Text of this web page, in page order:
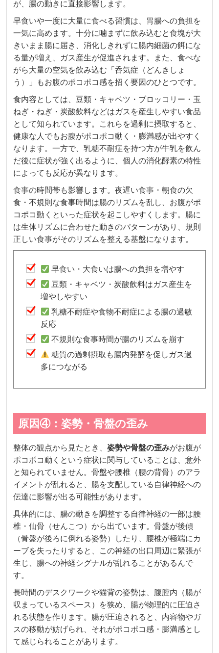
が、腸の動きに直接影響します。
早食いや一度に大量に食べる習慣は、胃腸への負担を
一気に高めます。十分に噛まずに飲み込むと食塊が大
きいまま腸に届き、消化しきれずに腸内細菌の餌にな
る量が増え、ガス産生が促進されます。また、食べな
がら大量の空気を飲み込む「呑気症（どんきしょ
う）」もお腹のポコポコ感を招く要因のひとつです。
食内容としては、豆類・キャベツ・ブロッコリー・玉
ねぎ・ねぎ・炭酸飲料などはガスを産生しやすい食品
として知られています。これらを過剰に摂取すると、
健康な人でもお腹がポコポコ動く・膨満感が出やすく
なります。一方で、乳糖不耐症を持つ方が牛乳を飲ん
だ後に症状が強く出るように、個人の消化酵素の特性
によっても反応が異なります。
食事の時間帯も影響します。夜遅い食事・朝食の欠
食・不規則な食事時間は腸のリズムを乱し、お腹がポ
コポコ動くといった症状を起こしやすくします。腸に
は生体リズムに合わせた動きのパターンがあり、規則
正しい食事がそのリズムを整える基盤になります。
早食い・大食いは腸への負担を増やす
豆類・キャベツ・炭酸飲料はガス産生を
増やしやすい
乳糖不耐症や食物不耐症による腸の過敏
反応
不規則な食事時間が腸のリズムを崩す
糖質の過剰摂取も腸内発酵を促しガス過
多につながる
原因④：姿勢・骨盤の歪み
整体の観点から見たとき、姿勢や骨盤の歪みがお腹が
ポコポコ動くという症状に関与していることは、意外
と知られていません。骨盤や腰椎（腰の背骨）のアラ
イメントが乱れると、腸を支配している自律神経への
伝達に影響が出る可能性があります。
具体的には、腸の動きを調整する自律神経の一部は腰
椎・仙骨（せんこつ）から出ています。骨盤が後傾
（骨盤が後ろに倒れる姿勢）したり、腰椎が極端にカ
ーブを失ったりすると、この神経の出口周辺に緊張が
生じ、腸への神経シグナルが乱れることがあるんで
す。
長時間のデスクワークや猫背の姿勢は、腹腔内（腸が
収まっているスペース）を狭め、腸が物理的に圧迫さ
れる状態を作ります。腸が圧迫されると、内容物やガ
スの移動が妨げられ、それがポコポコ感・膨満感とし
て感じられることがあります。